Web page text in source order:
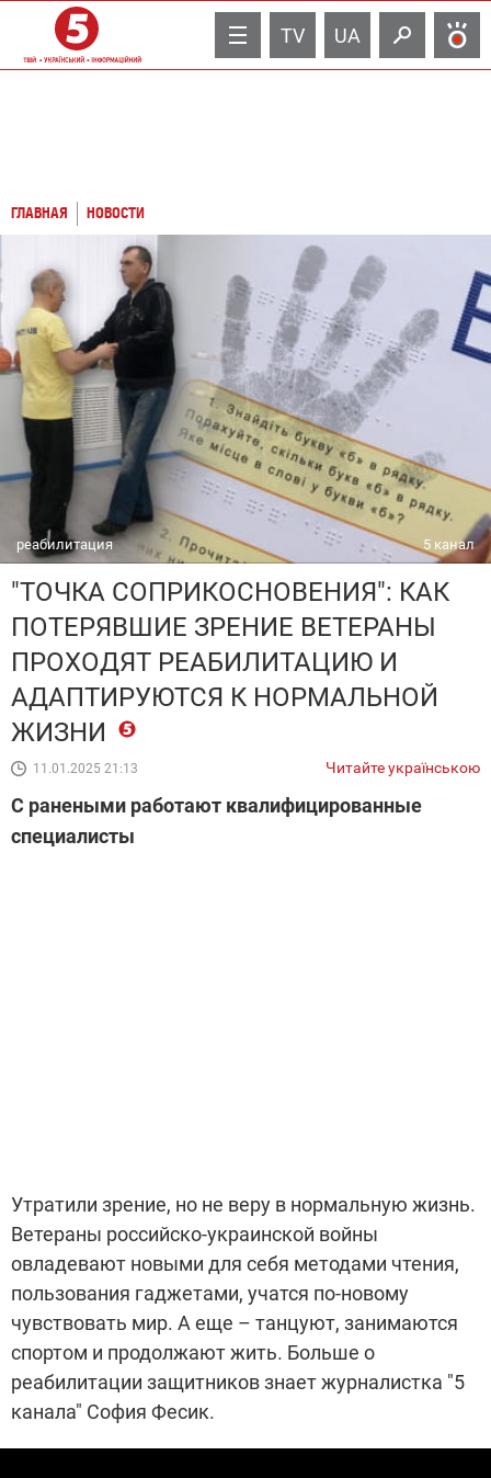
TV UA
ГЛАВНАЯ НОВОСТИ
реабилитация 5 канал
"ТОЧКА СОПРИКОСНОВЕНИЯ": КАК
ПОТЕРЯВШИЕ ЗРЕНИЕ ВЕТЕРАНЫ
ПРОХОДЯТ РЕАБИЛИТАЦИЮ И
АДАПТИРУЮТСЯ К НОРМАЛЬНОЙ
ЖИЗНИ
11.01.2025 21:13 Читайте українською
С ранеными работают квалифицированные
специалисты
Утратили зрение, но не веру в нормальную жизнь.
Ветераны российско-украинской войны
овладевают новыми для себя методами чтения,
пользования гаджетами, учатся по-новому
чувствовать мир. А еще – танцуют, занимаются
спортом и продолжают жить. Больше о
реабилитации защитников знает журналистка "5
канала" София Фесик.